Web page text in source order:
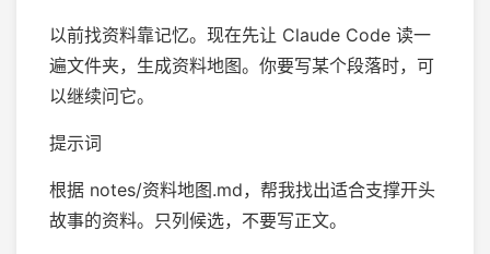
以前找资料靠记忆。现在先让 Claude Code 读一
遍文件夹，生成资料地图。你要写某个段落时，可
以继续问它。
提示词
根据 notes/资料地图.md，帮我找出适合支撑开头
故事的资料。只列候选，不要写正文。